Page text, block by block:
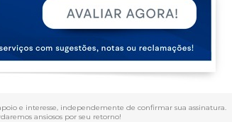
e interesse, independemente de confirmar sua assinatura.
ansiosos por seu retorno!